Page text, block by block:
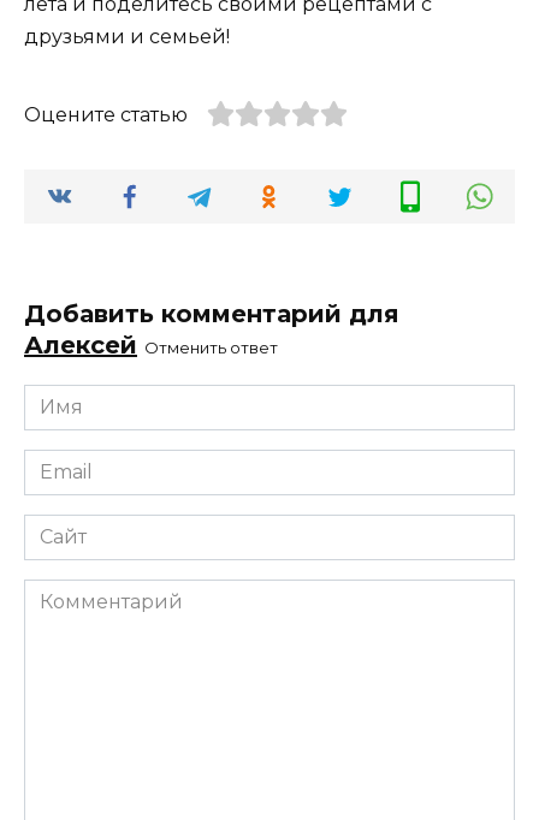
друзьями и семьей!
Оцените статью
Добавить комментарий для
Алексей Отменить ответ
Имя
*
Email
*
Сайт
Комментарий